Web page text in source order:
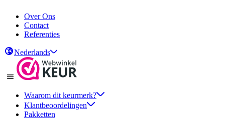
Over Ons
Contact
Referenties
Nederlands
Waarom dit keurmerk?
Klantbeoordelingen
Pakketten